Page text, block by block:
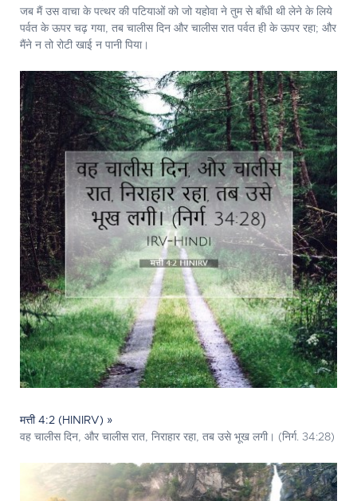
जब मैं उस वाचा के पत्थर की पटियाओं को जो यहोवा ने तुम से बाँधी थी लेने के लिये
पर्वत के ऊपर चढ़ गया, तब चालीस दिन और चालीस रात पर्वत ही के ऊपर रहा; और
मैंने न तो रोटी खाई न पानी पिया।
मत्ती 4:2 (HINIRV) »
वह चालीस दिन, और चालीस रात, निराहार रहा, तब उसे भूख लगी। (निर्ग. 34:28)